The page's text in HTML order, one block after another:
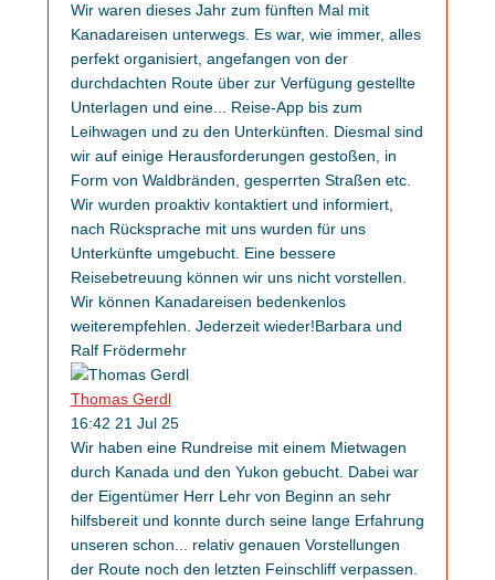
Wir waren dieses Jahr zum fünften Mal mit
Kanadareisen unterwegs. Es war, wie immer, alles
perfekt organisiert, angefangen von der
durchdachten Route über zur Verfügung gestellte
Unterlagen und eine... Reise-App bis zum
Leihwagen und zu den Unterkünften. Diesmal sind
wir auf einige Herausforderungen gestoßen, in
Form von Waldbränden, gesperrten Straßen etc.
Wir wurden proaktiv kontaktiert und informiert,
nach Rücksprache mit uns wurden für uns
Unterkünfte umgebucht. Eine bessere
Reisebetreuung können wir uns nicht vorstellen.
Wir können Kanadareisen bedenkenlos
weiterempfehlen. Jederzeit wieder!Barbara und
Ralf Frödermehr
Thomas Gerdl
16:42 21 Jul 25
Wir haben eine Rundreise mit einem Mietwagen
durch Kanada und den Yukon gebucht. Dabei war
der Eigentümer Herr Lehr von Beginn an sehr
hilfsbereit und konnte durch seine lange Erfahrung
unseren schon... relativ genauen Vorstellungen
der Route noch den letzten Feinschliff verpassen.